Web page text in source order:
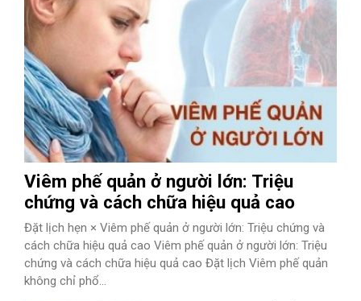
Viêm phế quản ở người lớn: Triệu
chứng và cách chữa hiệu quả cao
Đặt lịch hẹn × Viêm phế quản ở người lớn: Triệu chứng và
cách chữa hiệu quả cao Viêm phế quản ở người lớn: Triệu
chứng và cách chữa hiệu quả cao Đặt lịch Viêm phế quản
không chỉ phổ...